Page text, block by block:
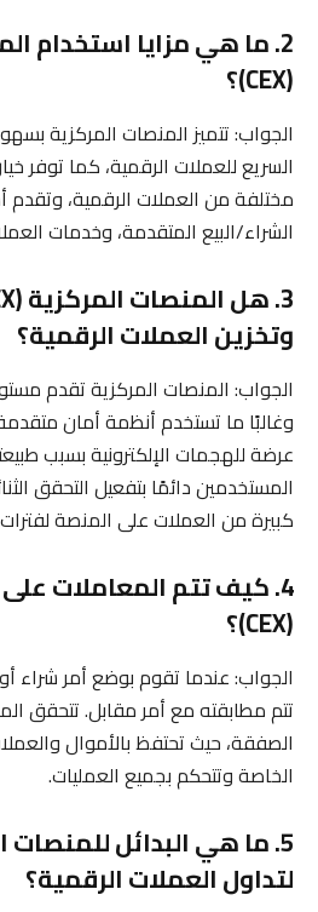
2. ما هي مزايا استخدام
(CEX)؟
الجواب: تتميز المنصات المركزية
السريع للعملات الرقمية، كما توفر
مختلفة من العملات الرقمية،
الشراء/البيع المتقدمة، وخدمات
وتخزين العملات الرقمية؟
الجواب: المنصات المركزية تقدم
وغالبًا ما تستخدم أنظمة أمان
عرضة للهجمات الإلكترونية بسبب
المستخدمين دائمًا بتفعيل التحقق
كبيرة من العملات على المنصة
4. كيف تتم المعاملات
(CEX)؟
الجواب: عندما تقوم بوضع أمر شراء
تتم مطابقته مع أمر مقابل. تتحقق
الصفقة، حيث تحتفظ بالأموال
الخاصة وتتحكم بجميع العمليات.
لتداول العملات الرقمية؟